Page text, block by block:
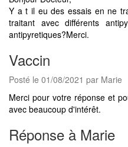
Y a t il eu des essais en ne
traitant avec différents
antipyretiques?Merci.
Vaccin
Posté le 01/08/2021 par Marie
Merci pour votre réponse et
avec beaucoup d'intérêt.
Réponse à Marie